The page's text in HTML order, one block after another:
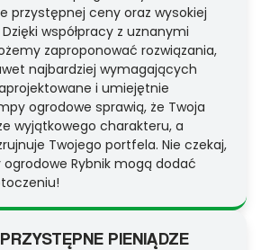
przystępnej ceny oraz wysokiej
współpracy z uznanymi
zaproponować rozwiązania,
najbardziej wymagających
i umiejętnie
ogrodowe sprawią, że Twoja
wyjątkowego charakteru, a
Twojego portfela. Nie czekaj,
ogrodowe Rybnik mogą dodać
PIENIĄDZE